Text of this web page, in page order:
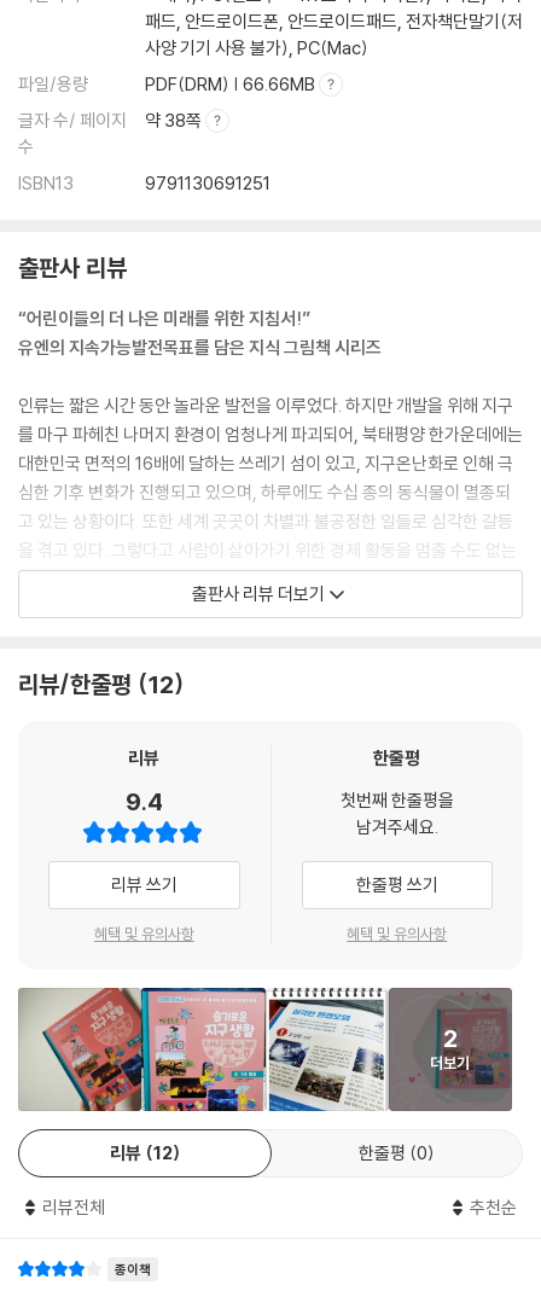
패드, 안드로이드폰, 안드로이드패드, 전자책단말기(저
사양 기기 사용 불가), PC(Mac)
파일/용량
PDF(DRM) | 66.66MB
글자 수/ 페이지
수
약 38쪽
ISBN13 9791130691251
출판사 리뷰
“어린이들의 더 나은 미래를 위한 지침서!”
유엔의 지속가능발전목표를 담은 지식 그림책 시리즈
인류는 짧은 시간 동안 놀라운 발전을 이루었다. 하지만 개발을 위해 지구
를 마구 파헤친 나머지 환경이 엄청나게 파괴되어, 북태평양 한가운데에는
대한민국 면적의 16배에 달하는 쓰레기 섬이 있고, 지구온난화로 인해 극
심한 기후 변화가 진행되고 있으며, 하루에도 수십 종의 동식물이 멸종되
고 있는 상황이다. 또한 세계 곳곳이 차별과 불공정한 일들로 심각한 갈등
을 겪고 있다. 그렇다고 사람이 살아가기 위한 경제 활동을 멈출 수도 없는
현실이다. 발전을 계속하면서도 환경을 해치지 않고 사회의 통합과 안정을
추구하는 방법은 무엇일까?
발전’이란 미래 세대가 사용할 경제·사회·환경의 자원을 낭비하거나 기능
합’, ‘환경 보전’이라는 세 가지 목표를 추구하는 것을 말한다. 전 세계 모두
수 있는 주제이다. 〈슬기로운 지구 생활〉 시리즈는 어린이 독자들이 유엔의
‘지속가능발전목표’를 쉽게 이해하고, 함께 실천할 수 있게 도와줄 것이다.
“지속가능발전목표에 대한 학부모의 요구 대비 전문 교사와 교재 부족”
초등 환경 교과서의 빈자리를 채워 줄 〈슬기로운 지구 생활〉
우리나라도 지속가능발전목표를 실천하기 위해 정부와 지자체, 수많은 시
민단체가 협력 중이다. 또한 어린이와 청소년이 환경 보호에 대한 중요성
을 깨닫고 세계 시민으로 성장할 수 있도록 초·중·고 교육과정에서 환경 교
육과 더불어 지속가능발전목표에 대한 교육을 실시하고 있다.
환경 교육의 필요성에 대한 인식도 높아져서 ‘환경’ 과목을 필수화하는 정
책에 대해 청소년 응답자의 63.3%가 찬성하는 것으로 나타났고(출처 : 〈2
교육청의 설문조사 결과 학부모의 62.9%가 환경 문제에 관심이 많다고 응
조사〉에서 지속가능발전에 관심이 있다고 대답한 학부모가 77.7%에 이르
출판사 리뷰 더보기
리뷰/한줄평 12
리뷰
9.4
리뷰 쓰기
혜택 및 유의사항
한줄평
첫번째 한줄평을
남겨주세요.
한줄평 쓰기
혜택 및 유의사항
2
더보기
리뷰 12 한줄평 0
리뷰전체 추천순
종이책